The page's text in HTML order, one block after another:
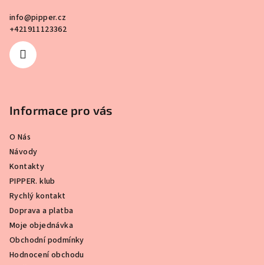
info@pipper.cz
+421911123362
Informace pro vás
O Nás
Návody
Kontakty
PIPPER. klub
Rychlý kontakt
Doprava a platba
Moje objednávka
Obchodní podmínky
Hodnocení obchodu